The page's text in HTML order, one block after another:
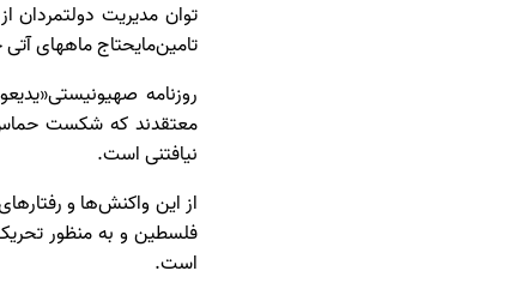
توان مدیریت دولتمردان
تامین‌مایحتاج ماههای
روزنامه
نیافتنی است.
از این واکنش‌ها و
فلسطین و به منظور
است.